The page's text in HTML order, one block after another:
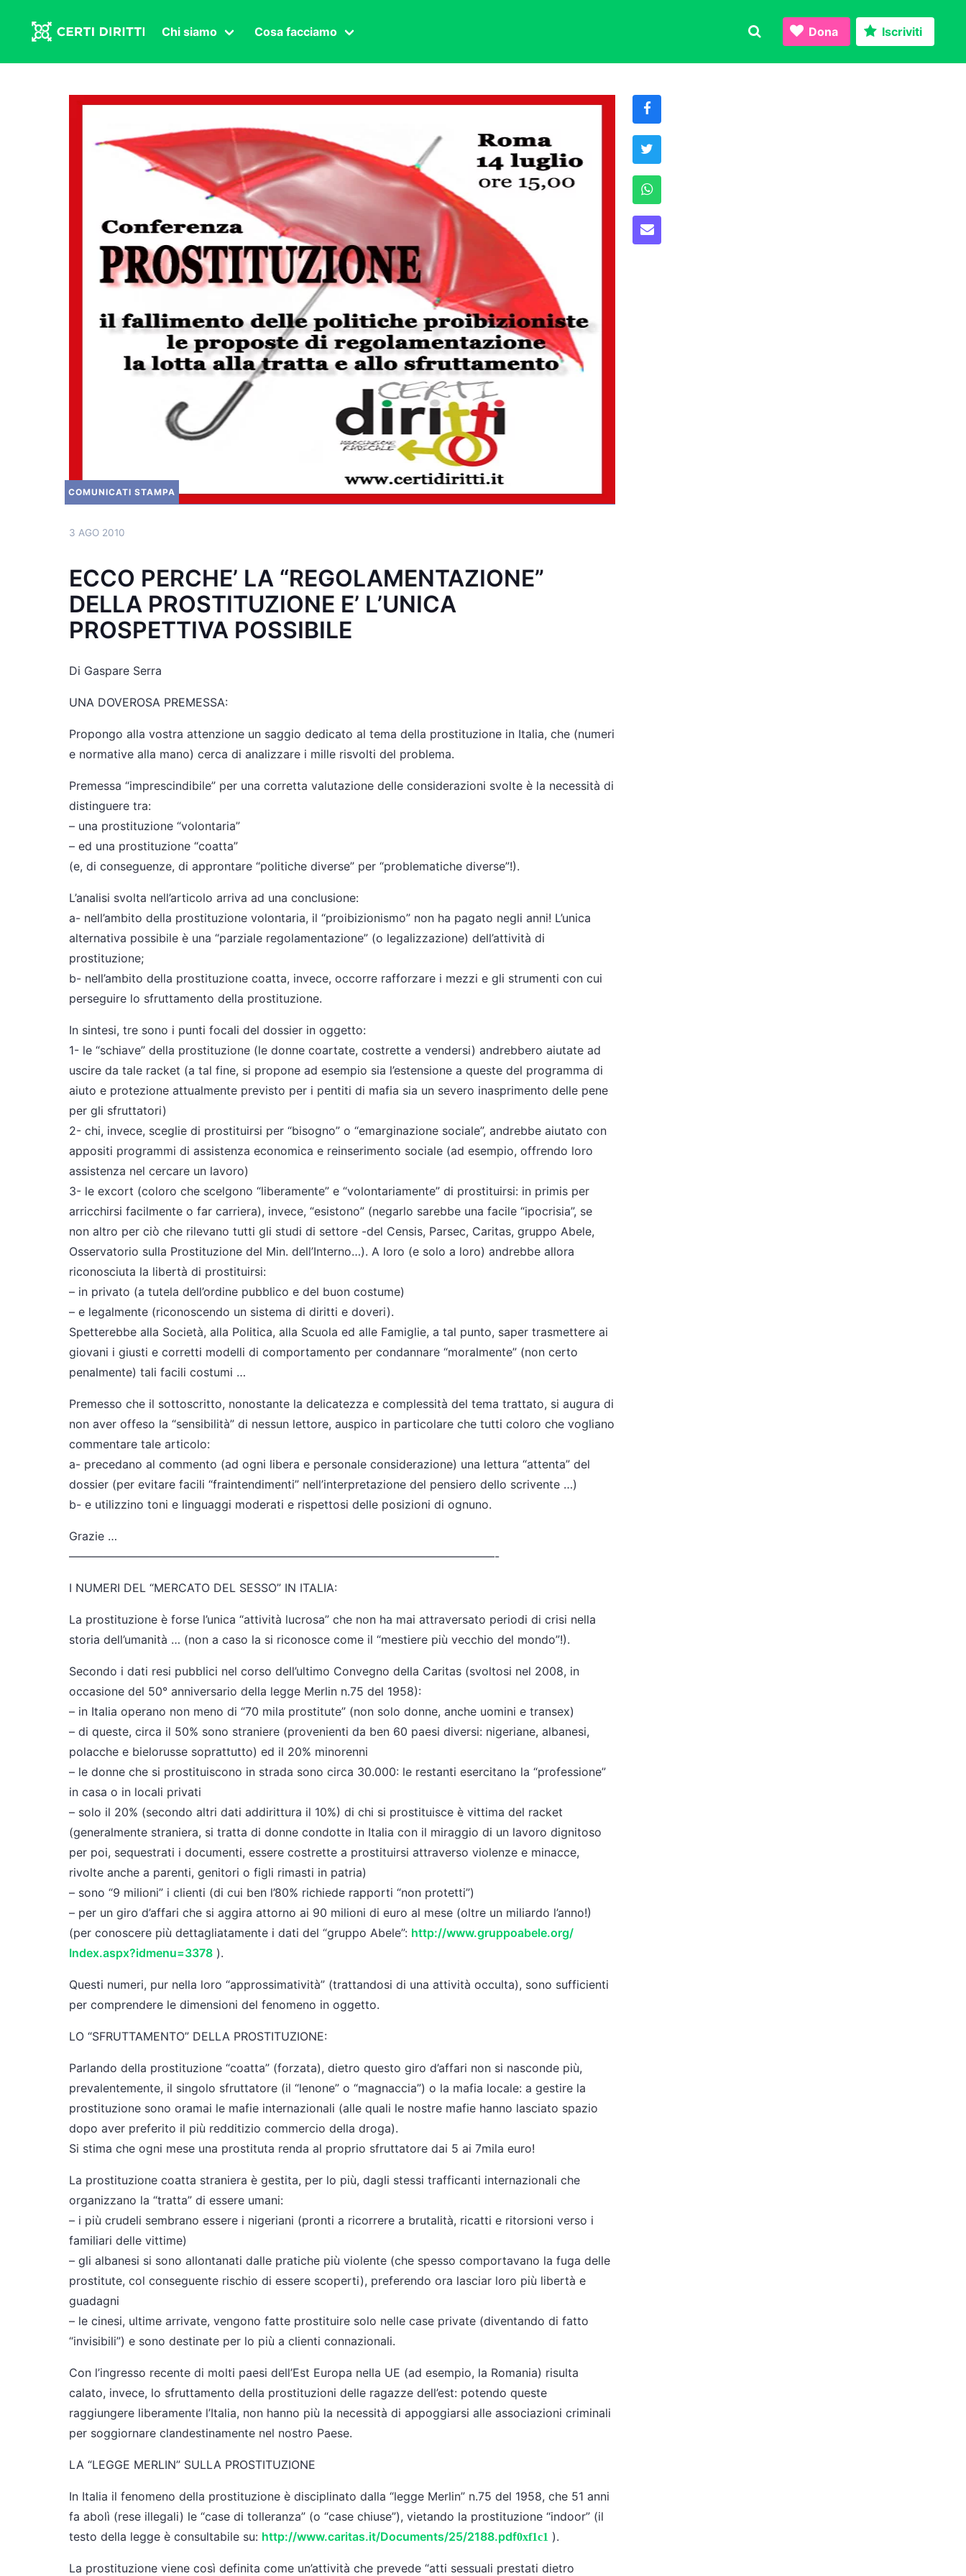
Chi siamo
Congressi
Cosa facciamo
Diritto di famiglia
Lavoro sessuale
Salute sessuale
Transnazionale
Politica
Fuor di Pagina
Dona Iscriviti
COMUNICATI STAMPA
3 AGO 2010
ECCO PERCHE’ LA “REGOLAMENTAZIONE”
DELLA PROSTITUZIONE E’ L’UNICA
PROSPETTIVA POSSIBILE
Di Gaspare Serra
UNA DOVEROSA PREMESSA:
Propongo alla vostra attenzione un saggio dedicato al tema della prostituzione in Italia, che (numeri
e normative alla mano) cerca di analizzare i mille risvolti del problema.
Premessa “imprescindibile” per una corretta valutazione delle considerazioni svolte è la necessità di
distinguere tra:
– una prostituzione “volontaria”
– ed una prostituzione “coatta”
(e, di conseguenze, di approntare “politiche diverse” per “problematiche diverse”!).
L’analisi svolta nell’articolo arriva ad una conclusione:
a- nell’ambito della prostituzione volontaria, il “proibizionismo” non ha pagato negli anni! L’unica
alternativa possibile è una “parziale regolamentazione” (o legalizzazione) dell’attività di
prostituzione;
b- nell’ambito della prostituzione coatta, invece, occorre rafforzare i mezzi e gli strumenti con cui
perseguire lo sfruttamento della prostituzione.
In sintesi, tre sono i punti focali del dossier in oggetto:
1- le “schiave” della prostituzione (le donne coartate, costrette a vendersi) andrebbero aiutate ad
uscire da tale racket (a tal fine, si propone ad esempio sia l’estensione a queste del programma di
aiuto e protezione attualmente previsto per i pentiti di mafia sia un severo inasprimento delle pene
per gli sfruttatori)
2- chi, invece, sceglie di prostituirsi per “bisogno” o “emarginazione sociale”, andrebbe aiutato con
appositi programmi di assistenza economica e reinserimento sociale (ad esempio, offrendo loro
assistenza nel cercare un lavoro)
3- le excort (coloro che scelgono “liberamente” e “volontariamente” di prostituirsi: in primis per
arricchirsi facilmente o far carriera), invece, “esistono” (negarlo sarebbe una facile “ipocrisia”, se
non altro per ciò che rilevano tutti gli studi di settore -del Censis, Parsec, Caritas, gruppo Abele,
Osservatorio sulla Prostituzione del Min. dell’Interno…). A loro (e solo a loro) andrebbe allora
riconosciuta la libertà di prostituirsi:
– in privato (a tutela dell’ordine pubblico e del buon costume)
– e legalmente (riconoscendo un sistema di diritti e doveri).
Spetterebbe alla Società, alla Politica, alla Scuola ed alle Famiglie, a tal punto, saper trasmettere ai
giovani i giusti e corretti modelli di comportamento per condannare “moralmente” (non certo
penalmente) tali facili costumi …
Premesso che il sottoscritto, nonostante la delicatezza e complessità del tema trattato, si augura di
non aver offeso la “sensibilità” di nessun lettore, auspico in particolare che tutti coloro che vogliano
commentare tale articolo:
a- precedano al commento (ad ogni libera e personale considerazione) una lettura “attenta” del
dossier (per evitare facili “fraintendimenti” nell’interpretazione del pensiero dello scrivente …)
b- e utilizzino toni e linguaggi moderati e rispettosi delle posizioni di ognuno.
Grazie …
—————————————————————————————————————-
I NUMERI DEL “MERCATO DEL SESSO” IN ITALIA:
La prostituzione è forse l’unica “attività lucrosa” che non ha mai attraversato periodi di crisi nella
storia dell’umanità … (non a caso la si riconosce come il “mestiere più vecchio del mondo”!).
Secondo i dati resi pubblici nel corso dell’ultimo Convegno della Caritas (svoltosi nel 2008, in
occasione del 50° anniversario della legge Merlin n.75 del 1958):
– in Italia operano non meno di “70 mila prostitute” (non solo donne, anche uomini e transex)
– di queste, circa il 50% sono straniere (provenienti da ben 60 paesi diversi: nigeriane, albanesi,
polacche e bielorusse soprattutto) ed il 20% minorenni
– le donne che si prostituiscono in strada sono circa 30.000: le restanti esercitano la “professione”
in casa o in locali privati
– solo il 20% (secondo altri dati addirittura il 10%) di chi si prostituisce è vittima del racket
(generalmente straniera, si tratta di donne condotte in Italia con il miraggio di un lavoro dignitoso
per poi, sequestrati i documenti, essere costrette a prostituirsi attraverso violenze e minacce,
rivolte anche a parenti, genitori o figli rimasti in patria)
– sono “9 milioni” i clienti (di cui ben l’80% richiede rapporti “non protetti”)
– per un giro d’affari che si aggira attorno ai 90 milioni di euro al mese (oltre un miliardo l’anno!)
(per conoscere più dettagliatamente i dati del “gruppo Abele”: http://www.gruppoabele.org/
Index.aspx?idmenu=3378 ).
Questi numeri, pur nella loro “approssimatività” (trattandosi di una attività occulta), sono sufficienti
per comprendere le dimensioni del fenomeno in oggetto.
LO “SFRUTTAMENTO” DELLA PROSTITUZIONE:
Parlando della prostituzione “coatta” (forzata), dietro questo giro d’affari non si nasconde più,
prevalentemente, il singolo sfruttatore (il “lenone” o “magnaccia”) o la mafia locale: a gestire la
prostituzione sono oramai le mafie internazionali (alle quali le nostre mafie hanno lasciato spazio
dopo aver preferito il più redditizio commercio della droga).
Si stima che ogni mese una prostituta renda al proprio sfruttatore dai 5 ai 7mila euro!
La prostituzione coatta straniera è gestita, per lo più, dagli stessi trafficanti internazionali che
organizzano la “tratta” di essere umani:
– i più crudeli sembrano essere i nigeriani (pronti a ricorrere a brutalità, ricatti e ritorsioni verso i
familiari delle vittime)
– gli albanesi si sono allontanati dalle pratiche più violente (che spesso comportavano la fuga delle
prostitute, col conseguente rischio di essere scoperti), preferendo ora lasciar loro più libertà e
guadagni
– le cinesi, ultime arrivate, vengono fatte prostituire solo nelle case private (diventando di fatto
“invisibili”) e sono destinate per lo più a clienti connazionali.
Con l’ingresso recente di molti paesi dell’Est Europa nella UE (ad esempio, la Romania) risulta
calato, invece, lo sfruttamento della prostituzioni delle ragazze dell’est: potendo queste
raggiungere liberamente l’Italia, non hanno più la necessità di appoggiarsi alle associazioni criminali
per soggiornare clandestinamente nel nostro Paese.
LA “LEGGE MERLIN” SULLA PROSTITUZIONE
In Italia il fenomeno della prostituzione è disciplinato dalla “legge Merlin” n.75 del 1958, che 51 anni
fa abolì (rese illegali) le “case di tolleranza” (o “case chiuse”), vietando la prostituzione “indoor” (il
testo della legge è consultabile su: http://www.caritas.it/Documents/25/2188.pdf ).
La prostituzione viene così definita come un’attività che prevede “atti sessuali prestati dietro